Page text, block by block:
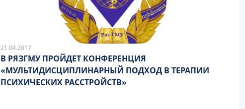
21.04.2017
В РЯЗГМУ ПРОЙДЕТ КОНФЕРЕНЦИЯ
«МУЛЬТИДИСЦИПЛИНАРНЫЙ ПОДХОД В ТЕРАПИИ
ПСИХИЧЕСКИХ РАССТРОЙСТВ»